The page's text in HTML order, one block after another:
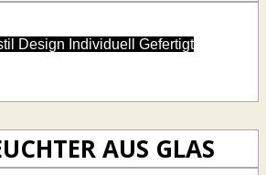
Design Individuell Gefertigt
AUS GLAS